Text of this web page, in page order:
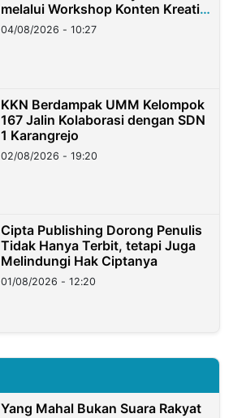
melalui Workshop Konten Kreatif
di Taiwan
04/08/2026 - 10:27
KKN Berdampak UMM Kelompok
167 Jalin Kolaborasi dengan SDN
1 Karangrejo
02/08/2026 - 19:20
Cipta Publishing Dorong Penulis
Tidak Hanya Terbit, tetapi Juga
Melindungi Hak Ciptanya
01/08/2026 - 12:20
Yang Mahal Bukan Suara Rakyat